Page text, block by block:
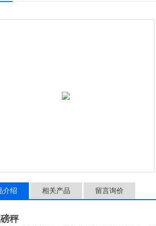
介绍 相关产品 留言询价
秤